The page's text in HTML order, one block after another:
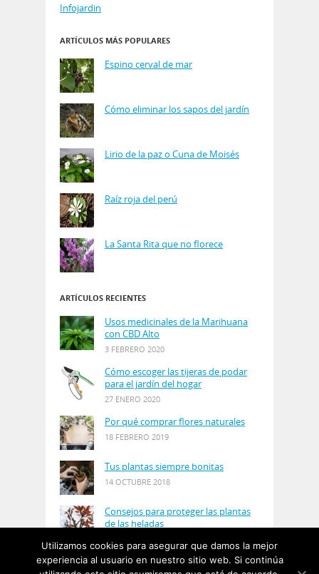
Infojardin
ARTÍCULOS MÁS POPULARES
Espino cerval de mar
Cómo eliminar los sapos del jardín
Lirio de la paz o Cuna de Moisés
Raíz roja del perú
La Santa Rita que no florece
ARTÍCULOS RECIENTES
Usos medicinales de la Marihuana
con CBD Alto
3 FEBRERO 2020
Cómo escoger las tijeras de podar
para el jardín del hogar
27 ENERO 2020
Por qué comprar flores naturales
18 FEBRERO 2019
Tus plantas siempre bonitas
14 OCTUBRE 2018
Consejos para proteger las plantas
de las heladas
Utilizamos cookies para asegurar que damos la mejor
experiencia al usuario en nuestro sitio web. Si continúa